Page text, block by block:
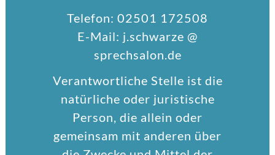
Telefon: 02501 172508
E-Mail: j.schwarze @
sprechsalon.de
Verantwortliche Stelle ist die
natürliche oder juristische
Person, die allein oder
gemeinsam mit anderen über